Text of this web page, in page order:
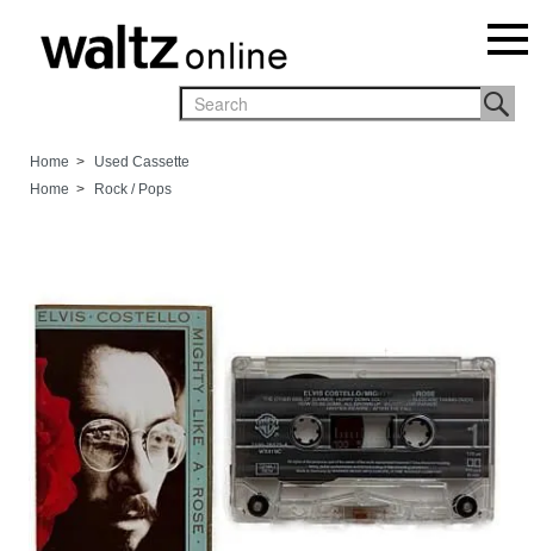
Home >
Used Cassette
Home > Rock / Pops